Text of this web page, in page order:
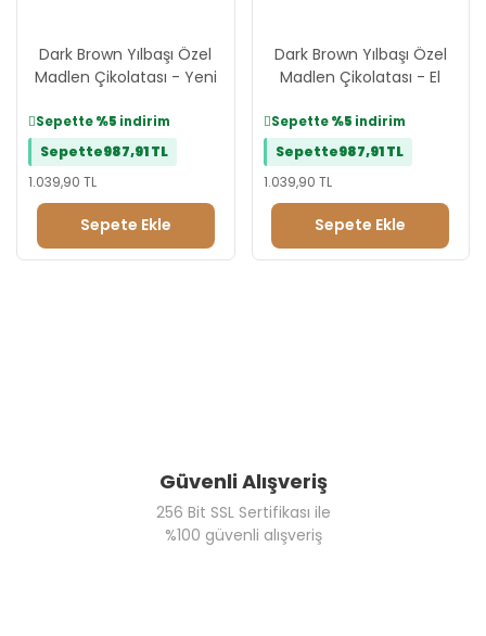
Dark Brown Yılbaşı Özel
Madlen Çikolatası - Yeni
Sepette%5 indirim
Sepette987,91 TL
1.039,90 TL
Sepete Ekle
Dark Brown Yılbaşı Özel
Madlen Çikolatası - El
Sepette%5 indirim
Sepette987,91 TL
1.039,90 TL
Sepete Ekle
Güvenli Alışveriş
256 Bit SSL Sertifikası ile
%100 güvenli alışveriş